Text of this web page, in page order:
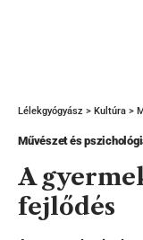
Lélekgyógyász > Kultúra >
Művészet és
A
fejlődés